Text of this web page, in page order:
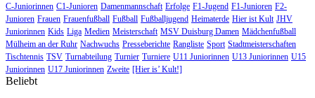
C-Juniorinnen C1-Junioren Damenmannschaft Erfolge F1-Jugend F1-Junioren F2-
Junioren Frauen Frauenfußball Fußball Fußballjugend Heimaterde Hier ist Kult JHV
Juniorinnen Kids Liga Medien Meisterschaft MSV Duisburg Damen Mädchenfußball
Mülheim an der Ruhr Nachwuchs Presseberichte Rangliste Sport Stadtmeisterschaften
Tischtennis TSV Turnabteilung Turnier Turniere U11 Juniorinnen U13 Juniorinnen U15
Juniorinnen U17 Juniorinnen Zweite [Hier is’ Kult!]
Beliebt